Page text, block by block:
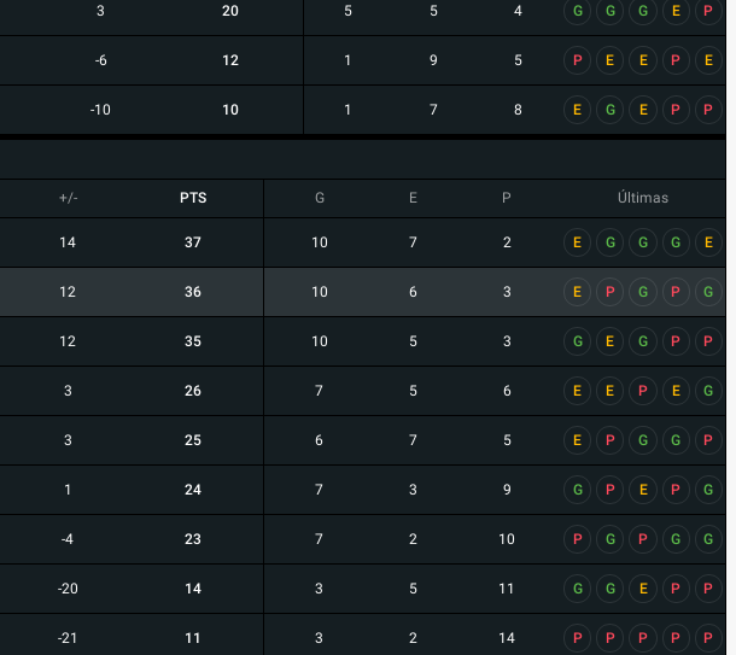
3 20 5 5 4 G G G E P
-6 12 1 9 5 P E E P E
-10 10 1 7 8 E G E P P
+/- PTS G E P Últimas
14 37 10 7 2 E G G G E
12 36 10 6 3 E P G P G
12 35 10 5 3 G E G P P
3 26 7 5 6 E E P E G
3 25 6 7 5 E P G G P
1 24 7 3 9 G P E P G
-4 23 7 2 10 P G P G G
-20 14 3 5 11 G G E P P
-21 11 3 2 14 P P P P P